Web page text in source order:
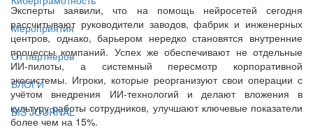
Мероприятия
От партнёров
БЛОГИ
BIS JOURNAL
Эксперты заявили, что на помощь нейросетей сегодня
рассчитывают руководители заводов, фабрик и инженерных
центров, однако, барьером нередко становятся внутренние
процессы компаний. Успех же обеспечивают не отдельные
ИИ-пилоты, а системный пересмотр корпоративной
экосистемы. Игроки, которые реорганизуют свои операции с
учётом внедрения ИИ-технологий и делают вложения в
культуру работы сотрудников, улучшают ключевые показатели
более чем на 15%.